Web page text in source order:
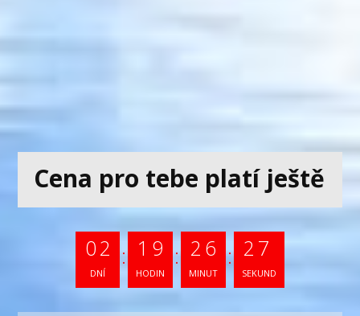
Cena pro tebe platí ještě
02
DNÍ
1 9
HODIN
2 6
MINUT
2 4
SEKUND